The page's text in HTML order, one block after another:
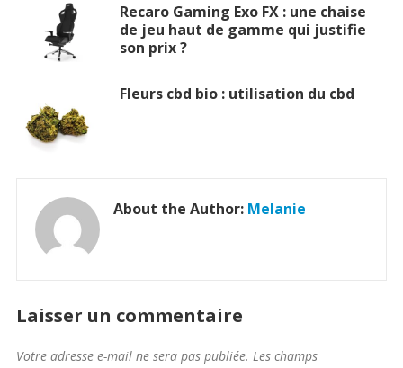
Recaro Gaming Exo FX : une chaise
de jeu haut de gamme qui justifie
son prix ?
Fleurs cbd bio : utilisation du cbd
About the Author: Melanie
Laisser un commentaire
Votre adresse e-mail ne sera pas publiée. Les champs